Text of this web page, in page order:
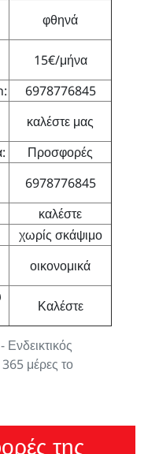
μέρες το
φθηνά
15€/μήνα
6978776845
καλέστε μας
Προσφορές
6978776845
καλέστε
χωρίς σκάψιμο
οικονομικά
Καλέστε
της